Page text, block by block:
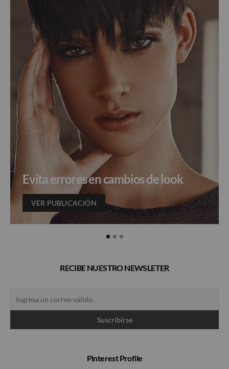
Evita errores en cambios de look
VER PUBLICACIÓN
RECIBE NUESTRO NEWSLETER
Pinterest Profile